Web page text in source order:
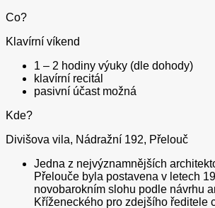
Co?
Klavírní víkend
1 – 2 hodiny výuky (dle dohody)
klavírní recitál
pasivní účast možná
Kde?
Divišova vila, Nádražní 192, Přelouč
Jedna z nejvýznamnějších
Přelouče byla postavena v letech
novobarokním slohu podle návrhu
Kříženeckého pro zdejšího ředitele